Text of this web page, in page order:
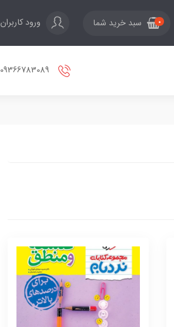
0 سبد خرید شما ورود کاربران